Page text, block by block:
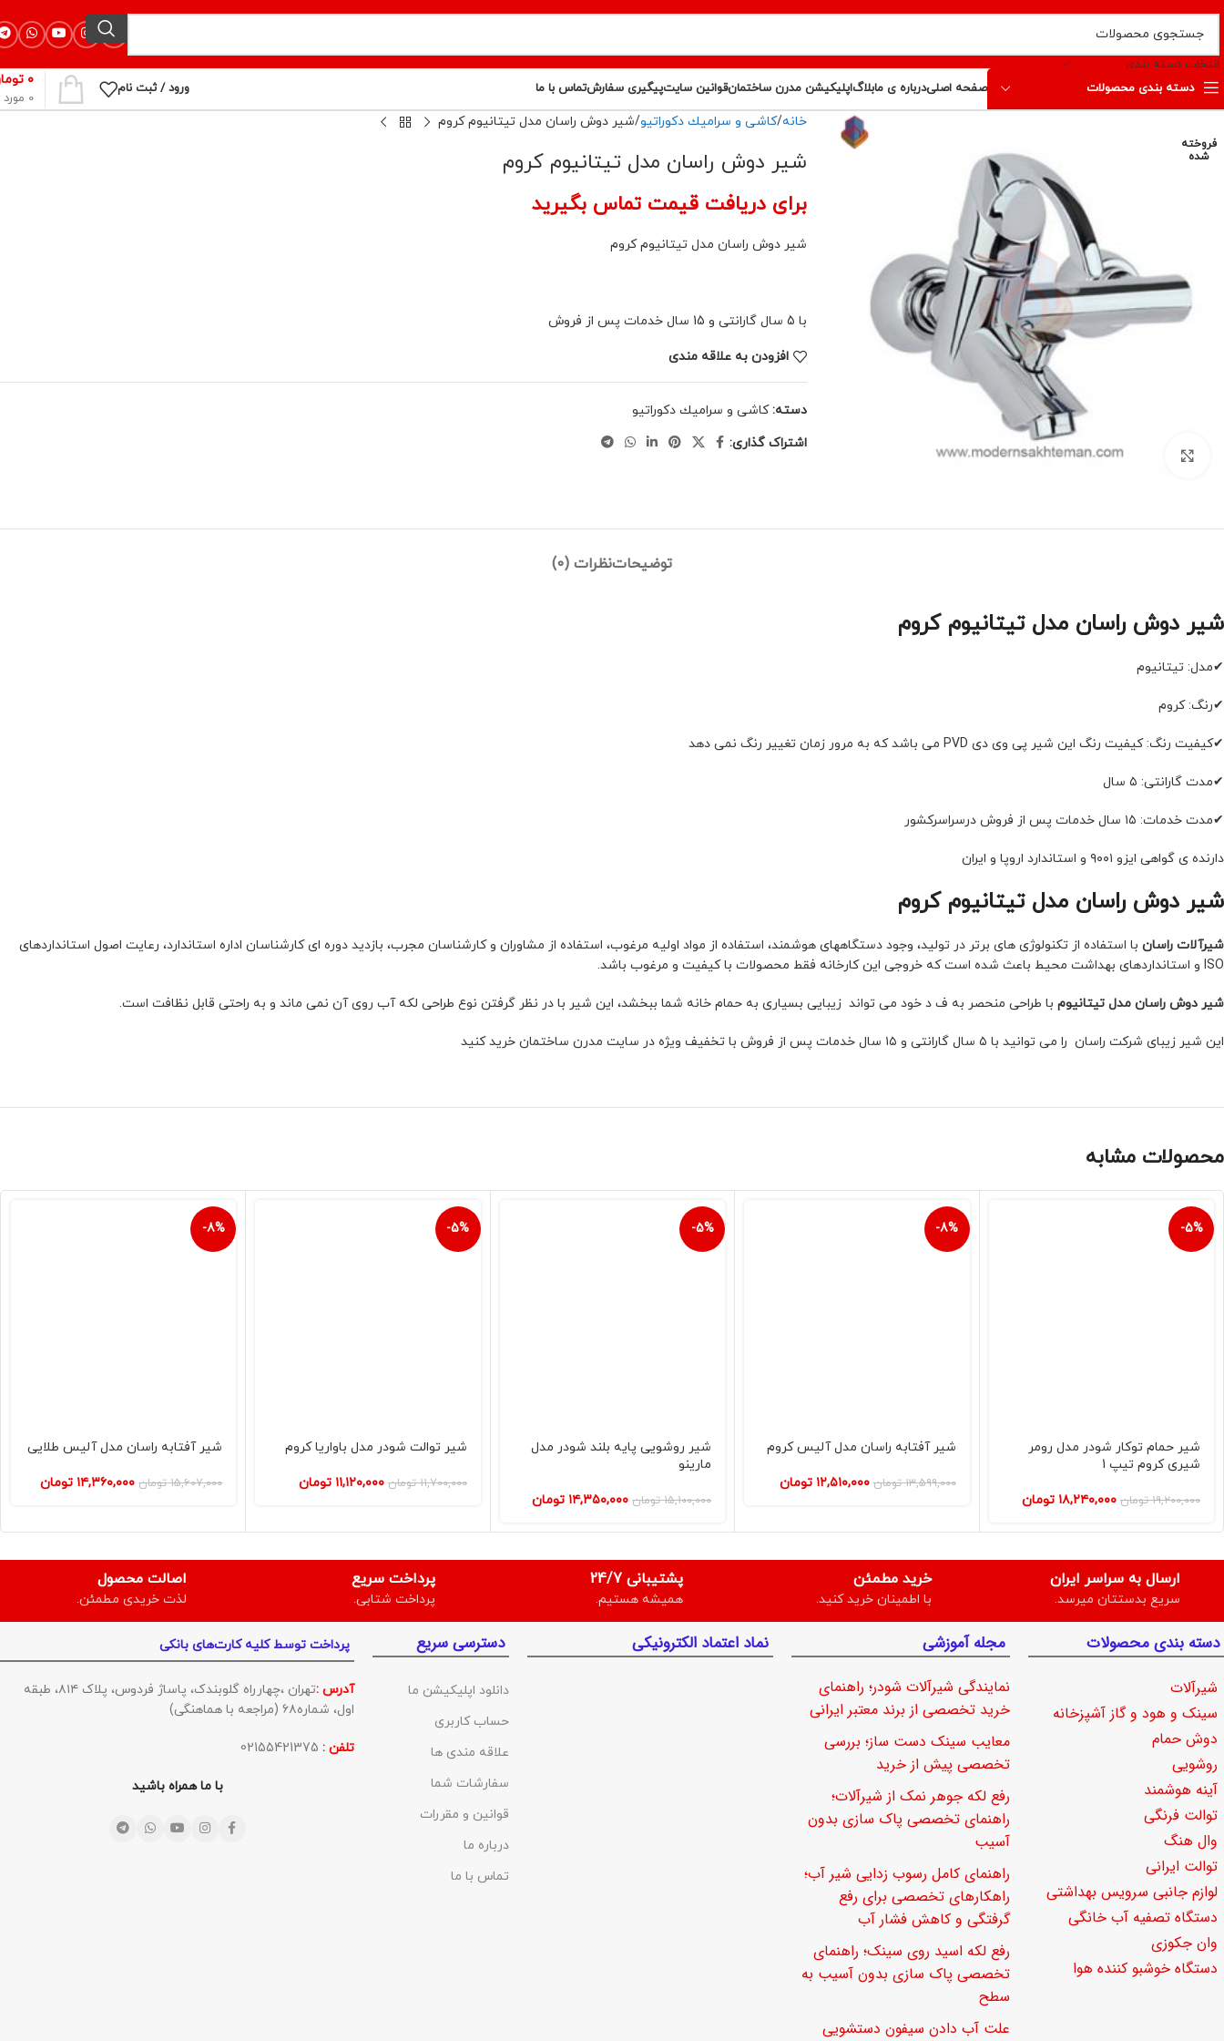
انتخاب دسته بندی
دسته بندی محصولات
صفحه اصلیدرباره ی مابلاگاپلیکیشن مدرن ساختمانقوانین سایتپیگیری سفارشتماس با ما ورود / ثبت نام
0 مورد
۰
فروخته
شده
برای بزرگنمایی کلیک کنید
خانه كاشى و سراميك دكوراتيو شیر دوش راسان مدل تیتانیوم کروم
شیر دوش راسان مدل تیتانیوم کروم
برای دریافت قیمت تماس بگیرید
شیر دوش راسان مدل تیتانیوم کروم
با 5 سال گارانتی و 15 سال خدمات پس از فروش
افزودن به علاقه مندی
دسته: كاشى و سراميك دكوراتيو
اشتراک گذاری:
توضیحاتنظرات (0)
شیر دوش راسان مدل تیتانیوم کروم
✔مدل: تیتانیوم
✔رنگ: کروم
✔کیفیت رنگ: کیفیت رنگ این شیر پی وی دی PVD می باشد که به مرور زمان تغییر رنگ نمی دهد
✔مدت گارانتی: ۵ سال
✔مدت خدمات: ۱۵ سال خدمات پس از فروش درسراسرکشور
دارنده ی گواهی ایزو ۹۰۰۱ و استاندارد اروپا و ایران
شیر دوش راسان مدل تیتانیوم کروم
شیرآلات راسان با استفاده از تکنولوژی های برتر در تولید، وجود دستگاههای هوشمند، استفاده از مواد اولیه مرغوب، استفاده از مشاوران و کارشناسان مجرب، بازدید دوره ای کارشناسان اداره استاندارد، رعایت اصول استانداردهای
ISO و استانداردهای بهداشت محیط باعث شده است که خروجی این کارخانه فقط محصولات با کیفیت و مرغوب باشد.
شیر دوش راسان مدل تیتانیوم با طراحی منحصر به ف د خود می تواند زیبایی بسیاری به حمام خانه شما ببخشد، این شیر با در نظر گرفتن نوع طراحی لکه آب روی آن نمی ماند و به راحتی قابل نظافت است.
این شیر زیبای شرکت راسان را می توانید با ۵ سال گارانتی و ۱۵ سال خدمات پس از فروش با تخفیف ویژه در سایت مدرن ساختمان خرید کنید
محصولات مشابه
-5%
شیر حمام توکار شودر مدل رومر
شیری کروم تیپ 1
۱۹,۲۰۰,۰۰۰ تومان ۱۸,۲۴۰,۰۰۰ تومان
-8%
شیر آفتابه راسان مدل آلیس کروم
۱۳,۵۹۹,۰۰۰ تومان ۱۲,۵۱۰,۰۰۰ تومان
-5%
شیر روشویی پایه بلند شودر مدل
مارینو
۱۵,۱۰۰,۰۰۰ تومان ۱۴,۳۵۰,۰۰۰ تومان
-5%
شیر توالت شودر مدل باواریا کروم
۱۱,۷۰۰,۰۰۰ تومان ۱۱,۱۲۰,۰۰۰ تومان
-8%
شیر آفتابه راسان مدل آلیس طلایی
۱۵,۶۰۷,۰۰۰ تومان ۱۴,۳۶۰,۰۰۰ تومان
ارسال به سراسر ایران
سریع بدستتان میرسد.
خرید مطمئن
با اطمینان خرید کنید.
پشتیبانی 24/7
همیشه هستیم.
پرداخت سریع
پرداخت شتابی.
اصالت محصول
لذت خریدی مطمئن.
دسته بندی محصولات
شیرآلات
سینک و هود و گاز آشپزخانه
دوش حمام
روشویی
آینه هوشمند
توالت فرنگی
وال هنگ
توالت ایرانی
لوازم جانبی سرویس بهداشتی
دستگاه تصفیه آب خانگی
وان جکوزی
دستگاه خوشبو کننده هوا
مجله آموزشی
نمایندگی شیرآلات شودر؛ راهنمای
خرید تخصصی از برند معتبر ایرانی
معایب سینک دست ساز؛ بررسی
تخصصی پیش از خرید
رفع لکه جوهر نمک از شیرآلات؛
راهنمای تخصصی پاک سازی بدون
آسیب
راهنمای کامل رسوب زدایی شیر آب؛
راهکارهای تخصصی برای رفع
گرفتگی و کاهش فشار آب
رفع لکه اسید روی سینک؛ راهنمای
تخصصی پاک سازی بدون آسیب به
سطح
علت آب دادن سیفون دستشویی
نماد اعتماد الکترونیکی دسترسی سریع
دانلود اپلیکیشن ما
حساب کاربری
علاقه مندی ها
سفارشات شما
قوانین و مقررات
درباره ما
تماس با ما
پرداخت توسط کلیه کارت‌های بانکی
آدرس :
تهران ،چهارراه گلوبندک، پاساژ فردوس، پلاک ۸۱۴، طبقه
اول، شماره۶۸ (مراجعه با هماهنگی)
تلفن :
با ما همراه باشید